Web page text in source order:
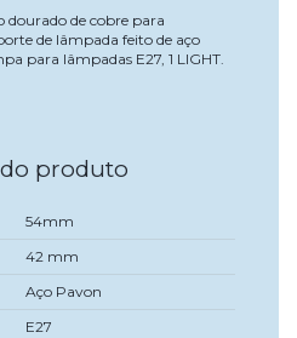
dourado de cobre para
de lâmpada feito de aço
para lâmpadas E27, 1 LIGHT.
produto
54mm
42 mm
Aço Pavon
E27